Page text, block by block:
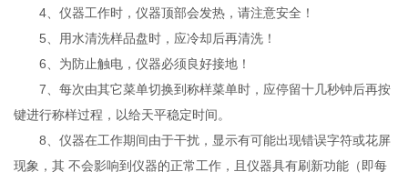
4、仪器工作时，仪器顶部会发热，请注意安全！
5、用水清洗样品盘时，应冷却后再清洗！
6、为防止触电，仪器必须良好接地！
7、每次由其它菜单切换到称样菜单时，应停留十几秒钟后再按
键进行称样过程，以给天平稳定时间。
8、仪器在工作期间由于干扰，显示有可能出现错误字符或花屏
现象，其 不会影响到仪器的正常工作，且仪器具有刷新功能（即每